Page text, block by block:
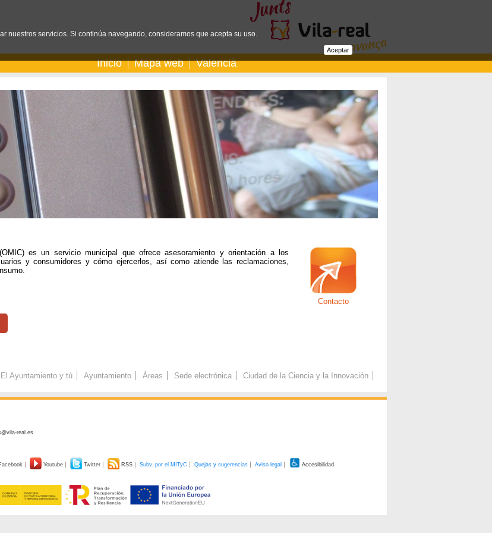
Inicio Mapa web Valencià
Contacto
es un servicio municipal que ofrece asesoramiento y orientación a los
y consumidores y cómo ejercerlos, así como atiende las reclamaciones,
El Ayuntamiento y tú Ayuntamiento Áreas Sede electrónica Ciudad de la Ciencia y la Innovación
real.es
Youtube Twitter RSS Subv. por el MITyC Quejas y sugerencias Aviso legal Accesibilidad
nuestros servicios. Si continúa navegando, consideramos que acepta su uso.
Aceptar